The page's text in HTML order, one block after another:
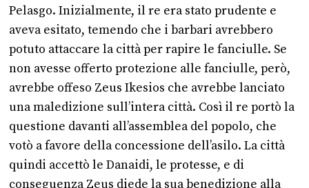
Pelasgo. Inizialmente, il re era stato prudente e
aveva esitato, temendo che i barbari avrebbero
potuto attaccare la città per rapire le fanciulle. Se
non avesse offerto protezione alle fanciulle, però,
avrebbe offeso Zeus Ikesios che avrebbe lanciato
una maledizione sull’intera città. Così il re portò la
questione davanti all’assemblea del popolo, che
votò a favore della concessione dell’asilo. La città
quindi accettò le Danaidi, le protesse, e di
conseguenza Zeus diede la sua benedizione alla